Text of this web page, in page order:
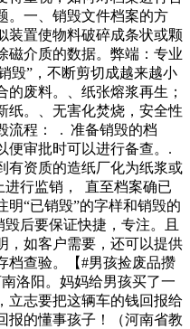
日常的春种秋收，冬季卖粮
，把地里的收成看得比一
，农民靠种地就是。个多小
来，两男子车上不仅只有黄
巴，专找流动的收废品的
便用黄泥巴将黄铜掉包，
湘晨报记
。一、销毁文件档案的方
装置使物料破碎成条状或颗
磁介质的数据。弊端：专业
毁”，不断剪切成越来越小
废料。、纸张熔浆再生；
纸。、无害化焚烧，安全性
流程： . 准备销毁的档
便审批时可以进行备查。.
有资质的造纸厂化为纸浆或
行监销， 直至档案确已
明“已销毁”的字样和销毁的
后要保证快捷，专注。且
，如客户需要，还可以提供
档查验。【#男孩捡废品攒
洛阳。妈妈给男孩买了一
立志要把这辆车的钱回报给
报的懂事孩子！（河南省教